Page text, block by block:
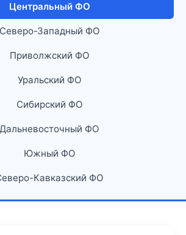
Центральный ФО
Северо-Западный ФО
Приволжский ФО
Уральский ФО
Сибирский ФО
Дальневосточный ФО
Южный ФО
Кавказский ФО